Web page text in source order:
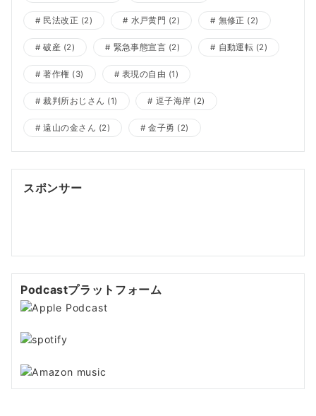
民法改正 (2) 水戸黄門 (2) 無修正 (2)
破産 (2) 緊急事態宣言 (2) 自動運転 (2)
著作権 (3) 表現の自由 (1)
裁判所おじさん (1) 逗子海岸 (2)
遠山の金さん (2) 金子勇 (2)
スポンサー
Podcastプラットフォーム